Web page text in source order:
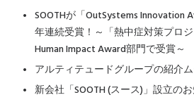
SOOTHが「OutSystems Innovation
年連続受賞！～「熱中症対策プロ
Human Impact Award部門で受賞～
アルティテュードグループの紹介
新会社「SOOTH (スース)」設立の